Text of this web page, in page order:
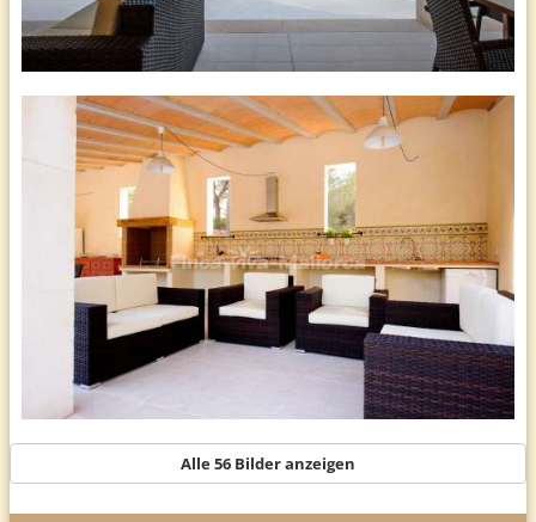
Wohnzimmer, ein Salon mit Kamin, die vollausgestattete und
moderne Küche sowie ein Gäste-WC. Zudem gibt es hier ein
Doppelzimmer mit Bad en Suite. Ein weiteres Doppelzimmer mit Bad
en Suite ist in einem separaten Gebäude im Innenhof.
Obergeschoss
Im Obergeschoss des Ferienhauses sind zwei Doppelzimmer mit Bad
en Suite sowie eine Suite mit Doppelbett und kleinem Wohnzimmer
mit Couch und Bad en Suite.
10 x 4 m großer Salzwasserpool, Außendusche,
Terrasse
überdachte Terrasse mit Sofa-Lounge und Esstisch
Klimaanlage in allen 5 Schlafzimmern und im Wohnzimmer, WLAN,
Kamin, Tischtennis
Alle 56 Bilder anzeigen